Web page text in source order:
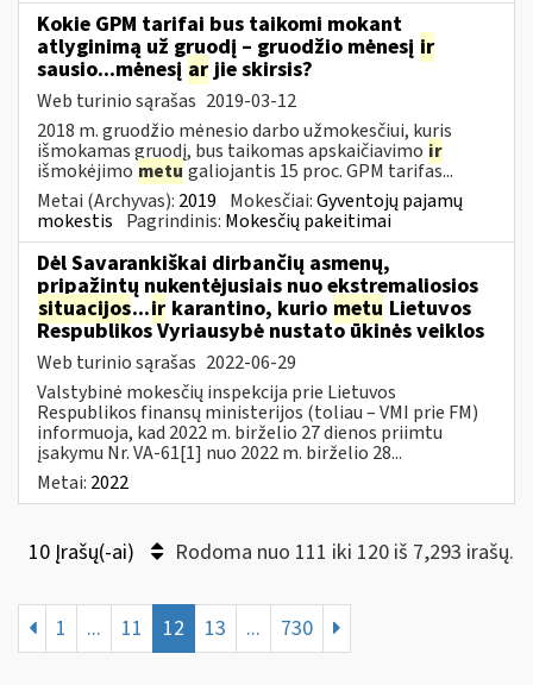
Kokie GPM tarifai bus taikomi mokant
atlyginimą už gruodį – gruodžio mėnesį ir
sausio...mėnesį arjie skirsis?
Web turinio sąrašas 2019-03-12
2018 m. gruodžio mėnesio darbo užmokesčiui, kuris
išmokamas gruodį, bus taikomas apskaičiavimo ir
išmokėjimo metu galiojantis 15 proc. GPM tarifas...
Metai (Archyvas): 2019 Mokesčiai:Gyventojų pajamų
mokestis Pagrindinis: Mokesčių pakeitimai
Dėl Savarankiškai dirbančių asmenų,
pripažintų nukentėjusiais nuo ekstremaliosios
situacijos...ir karantino, kurio metu Lietuvos
Respublikos Vyriausybė nustato ūkinės veiklos
Web turinio sąrašas 2022-06-29
Valstybinė mokesčių inspekcija prie Lietuvos
Respublikos finansų ministerijos (toliau – VMI prie FM)
informuoja, kad 2022 m. birželio 27 dienos priimtu
įsakymu Nr. VA-61[1] nuo 2022 m. birželio 28...
Metai: 2022
10 Įrašų(-ai) Rodoma nuo 111 iki 120 iš 7,293 irašų.
1 ... 11 12 13 ... 730